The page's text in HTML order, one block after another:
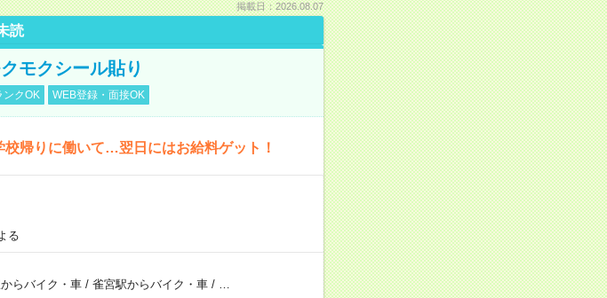
掲載日：2026.08.07
読
モクシール貼り
ンクOK WEB登録・面接OK
校帰りに働いて…翌日にはお給料ゲット！
る
らバイク・車/ 雀宮駅からバイク・車/ …